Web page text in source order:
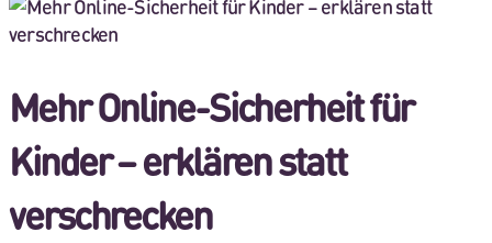
Mehr Online-Sicherheit für
Kinder – erklären statt
verschrecken